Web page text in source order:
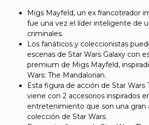
Migs Mayfeld, un ex francotirador
fue una vez el líder inteligente de
criminales.
Los fanáticos y coleccionistas
escenas de Star Wars Galaxy con
premium de Migs Mayfeld,
Wars: The Mandalorian.
Esta figura de acción de Star Wars
viene con 2 accesorios inspirados
entretenimiento que son una gran
colección de Star Wars.